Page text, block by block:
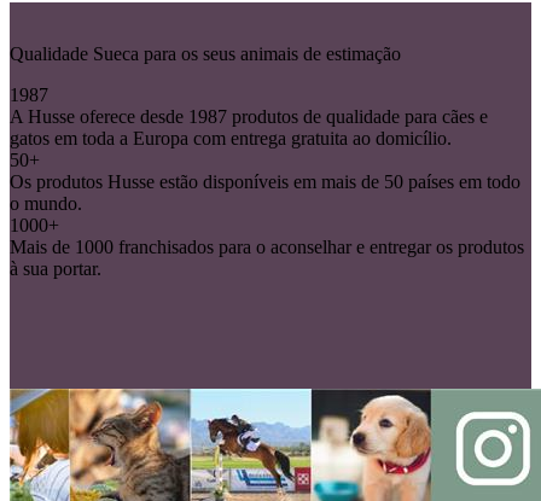
Qualidade Sueca para os seus animais de estimação
1987
A Husse oferece desde 1987 produtos de qualidade para cães e
gatos em toda a Europa com entrega gratuita ao domicílio.
50+
Os produtos Husse estão disponíveis em mais de 50 países em todo
o mundo.
1000+
Mais de 1000 franchisados para o aconselhar e entregar os produtos
à sua portar.